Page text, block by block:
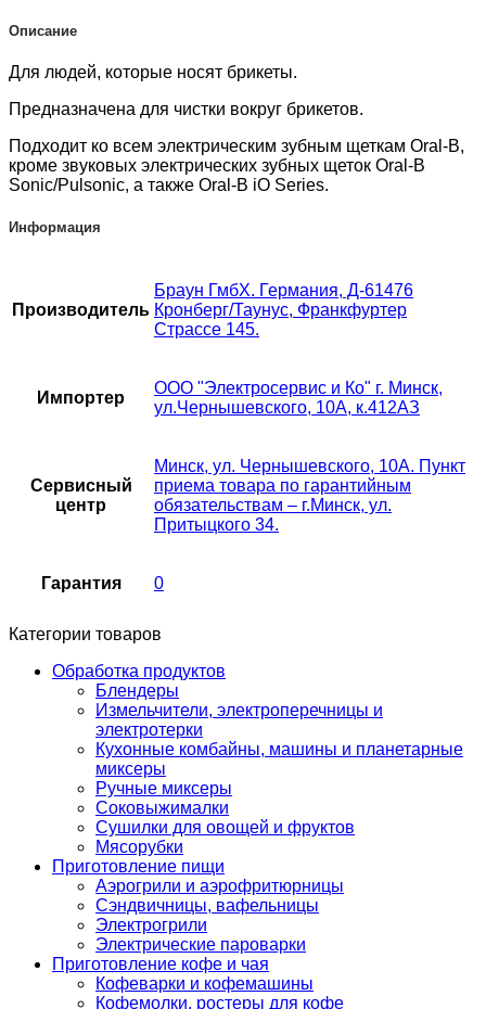
Описание
Для людей, которые носят брикеты.
Предназначена для чистки вокруг брикетов.
Подходит ко всем электрическим зубным щеткам Oral-B,
кроме звуковых электрических зубных щеток Oral-B
Sonic/Pulsonic, а также Oral-B iO Series.
Информация
Производитель
Браун ГмбХ. Германия, Д-61476
Кронберг/Таунус, Франкфуртер
Страссе 145.
Импортер
ООО "Электросервис и Ко" г. Минск,
ул.Чернышевского, 10А, к.412АЗ
Сервисный
центр
Минск, ул. Чернышевского, 10А. Пункт
приема товара по гарантийным
обязательствам – г.Минск, ул.
Притыцкого 34.
Гарантия 0
Категории товаров
Обработка продуктов
Блендеры
Измельчители, электроперечницы и
электротерки
Кухонные комбайны, машины и планетарные
миксеры
Ручные миксеры
Соковыжималки
Сушилки для овощей и фруктов
Мясорубки
Приготовление пищи
Аэрогрили и аэрофритюрницы
Сэндвичницы, вафельницы
Электрогрили
Электрические пароварки
Приготовление кофе и чая
Кофеварки и кофемашины
Кофемолки, ростеры для кофе